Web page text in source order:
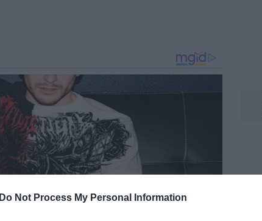
Do Not Process My Personal Information